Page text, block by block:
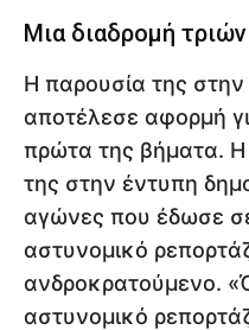
Μια διαδρομή
Η παρουσία της
αποτέλεσε αφορμή
πρώτα της βήματα. Η
της στην έντυπη
αγώνες που έδωσε
αστυνομικό
ανδροκρατούμενο.
αστυνομικό